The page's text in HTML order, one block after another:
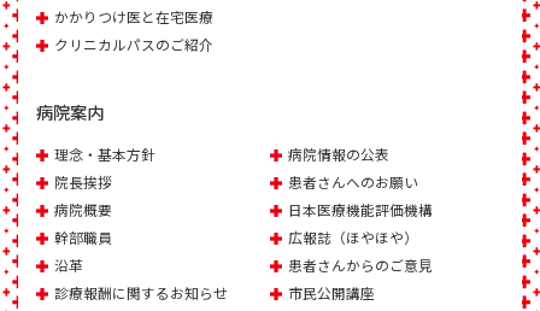
かかりつけ医と在宅医療
クリニカルパスのご紹介
病院案内
理念・基本方針
院長挨拶
病院概要
幹部職員
沿革
診療報酬に関するお知らせ
病院情報の公表
患者さんへのお願い
日本医療機能評価機構
広報誌（ほやほや）
患者さんからのご意見
市民公開講座